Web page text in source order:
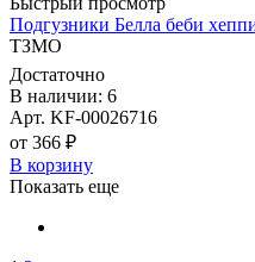
Подгузники Белла беби
ТЗМО
Достаточно
В наличии: 6
Арт. KF-00026716
от 366 ₽
В корзину
Показать еще